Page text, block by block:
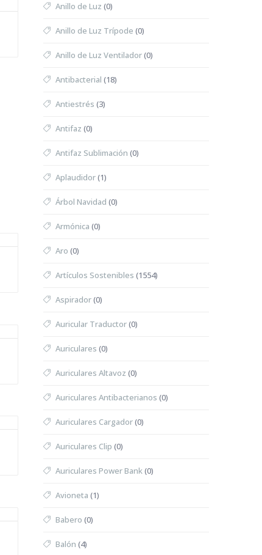
Anillo de Luz (0)
Anillo de Luz Trípode (0)
Anillo de Luz Ventilador(0)
Antibacterial (18)
Antiestrés (3)
Antifaz (0)
Antifaz Sublimación (0)
Aplaudidor(1)
Árbol Navidad (0)
Armónica (0)
Aro (0)
Artículos Sostenibles (1554)
Aspirador(0)
Auricular Traductor(0)
Auriculares (0)
Auriculares Altavoz (0)
Auriculares Antibacterianos (0)
Auriculares Cargador(0)
Auriculares Clip (0)
Auriculares Power Bank(0)
Avioneta (1)
Babero (0)
Balón (4)